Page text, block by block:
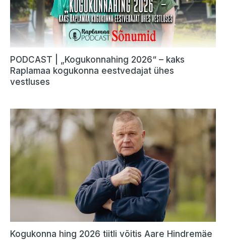
PODCAST | „Kogukonnahing 2026“ – kaks
Raplamaa kogukonna eestvedajat ühes
vestluses
Kogukonna hing 2026 tiitli võitis Aare Hindremäe